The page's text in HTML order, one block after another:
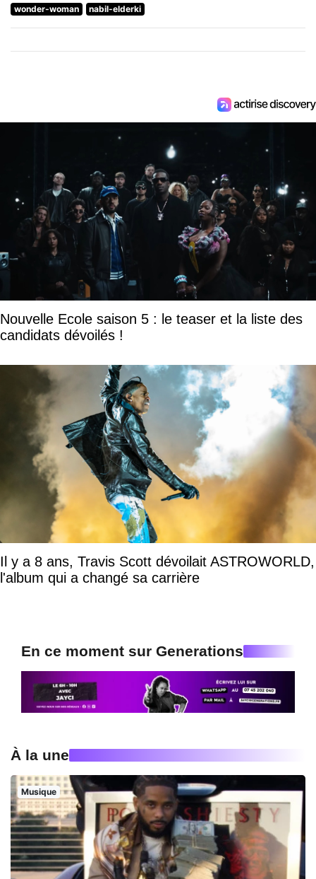
wonder-woman
nabil-elderki
Nouvelle Ecole saison 5 : le teaser et la liste des
candidats dévoilés !
Il y a 8 ans, Travis Scott dévoilait ASTROWORLD,
l'album qui a changé sa carrière
En ce moment sur Generations
À la une
Musique